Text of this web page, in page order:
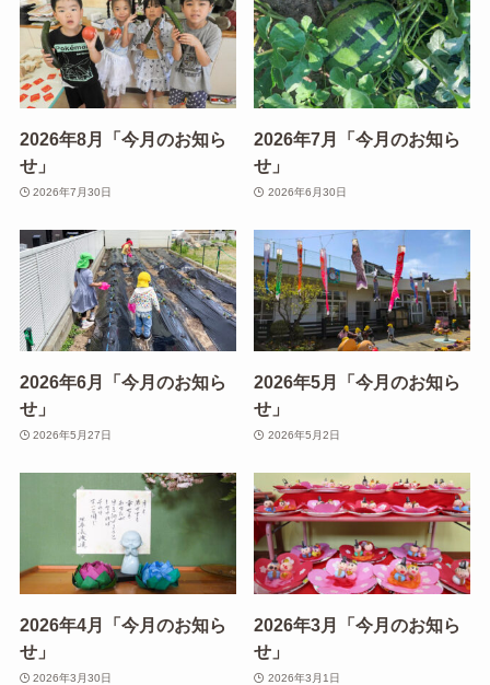
2026年8月「今月のお知ら
せ」
2026年7月30日
2026年7月「今月のお知ら
せ」
2026年6月30日
2026年6月「今月のお知ら
せ」
2026年5月27日
2026年5月「今月のお知ら
せ」
2026年5月2日
2026年4月「今月のお知ら
せ」
2026年3月30日
2026年3月「今月のお知ら
せ」
2026年3月1日